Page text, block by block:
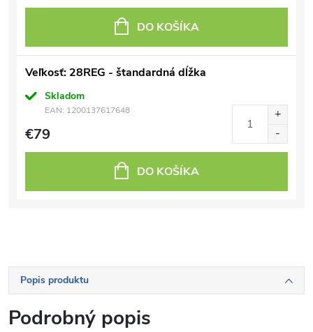
DO KOŠÍKA
Veľkosť: 28REG - štandardná dĺžka
Skladom
EAN: 1200137617648
€79
DO KOŠÍKA
Popis produktu
Podrobný popis